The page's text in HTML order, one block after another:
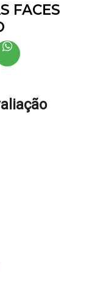
FACES